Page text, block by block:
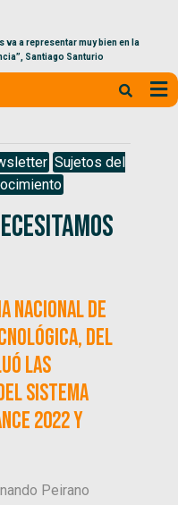
va a representar muy bien en la
Santiago Santurio
Sujetos del
Nacional de
del
las
sistema
2022 y
Peirano